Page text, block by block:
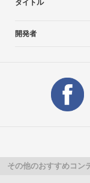
タイトル
開発者
その他のおすすめコン